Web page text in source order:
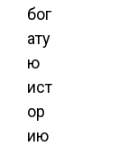
бог
ату
ю
ист
ор
ию